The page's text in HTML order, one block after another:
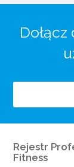
Rejestr
Fitness